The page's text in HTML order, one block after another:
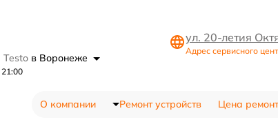
Testo в Воронеже
ул. 20-летия
Адрес сервисного
О компании Ремонт устройств Цена